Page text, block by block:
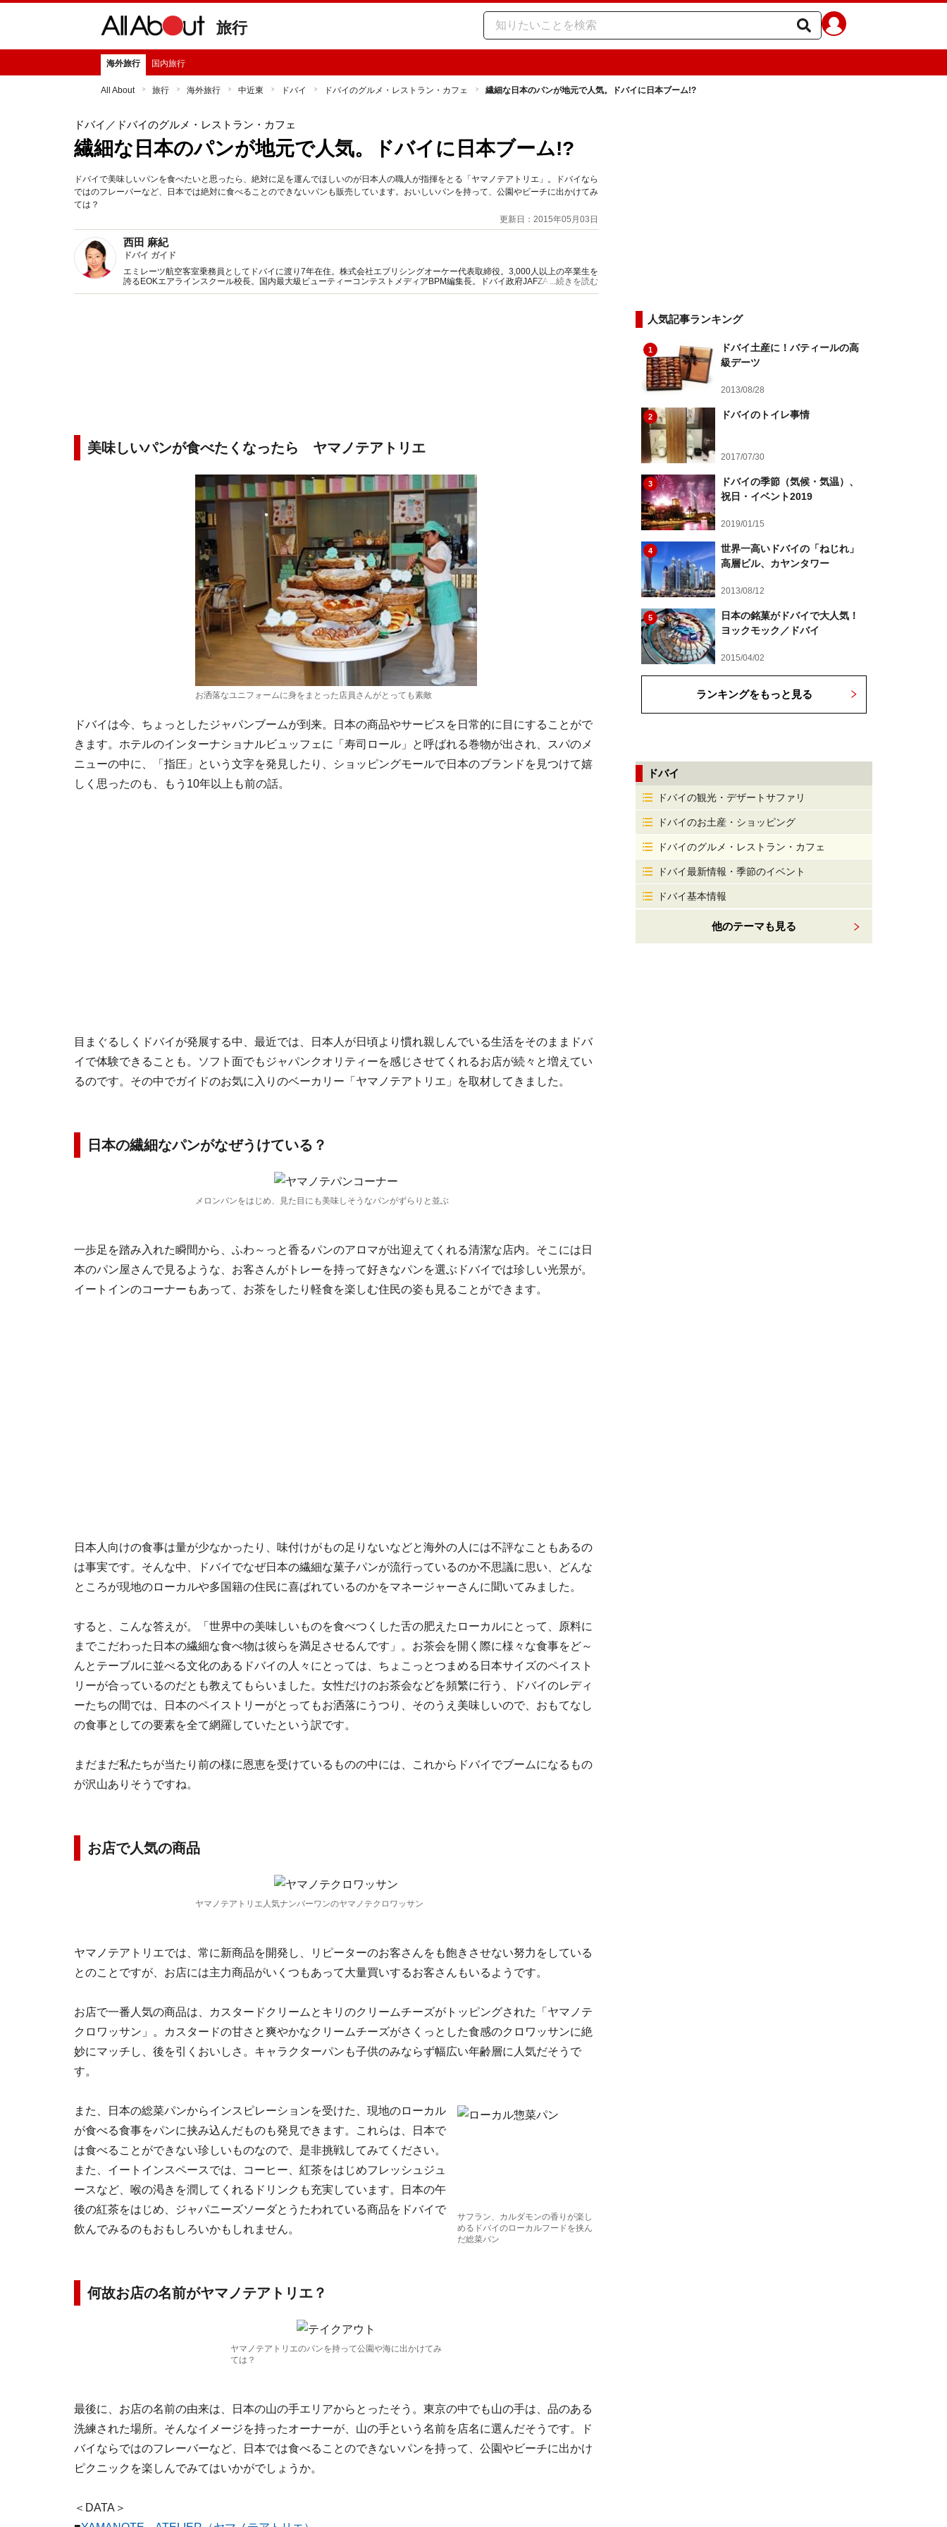
旅行
海外旅行 国内旅行
All About 旅行 海外旅行 中近東 ドバイ ドバイのグルメ・レストラン・カフェ 繊細な日本のパンが地元で人気。ドバイに日本ブーム!?
ドバイ ／ドバイのグルメ・レストラン・カフェ
繊細な日本のパンが地元で人気。ドバイに日本ブーム!?
ドバイで美味しいパンを食べたいと思ったら、絶対に足を運んでほしいのが日本人の職人が指揮をとる「ヤマノテアトリエ」。ドバイなら
ではのフレーバーなど、日本では絶対に食べることのできないパンも販売しています。おいしいパンを持って、公園やビーチに出かけてみ
ては？
更新日：2015年05月03日
西田 麻紀
ドバイ ガイド
エミレーツ航空客室乗務員としてドバイに渡り7年在住。株式会社エブリシングオーケー代表取締役。3,000人以上の卒業生を
誇るEOKエアラインスクール校長。国内最大級ビューティーコンテストメディアBPM編集長。ドバイ政府JAFZAエージェン
トを8年間務め上げ、現在はアブダビ首長政府KIZAD国内唯一エージェントとして活動中。
...続きを読む
美味しいパンが食べたくなったら ヤマノテアトリエ
お洒落なユニフォームに身をまとった店員さんがとっても素敵
ドバイは今、ちょっとしたジャパンブームが到来。日本の商品やサービスを日常的に目にすることがで
きます。ホテルのインターナショナルビュッフェに「寿司ロール」と呼ばれる巻物が出され、スパのメ
ニューの中に、「指圧」という文字を発見したり、ショッピングモールで日本のブランドを見つけて嬉
しく思ったのも、もう10年以上も前の話。
目まぐるしくドバイが発展する中、最近では、日本人が日頃より慣れ親しんでいる生活をそのままドバ
イで体験できることも。ソフト面でもジャパンクオリティーを感じさせてくれるお店が続々と増えてい
るのです。その中でガイドのお気に入りのベーカリー「ヤマノテアトリエ」を取材してきました。
日本の繊細なパンがなぜうけている？
メロンパンをはじめ、見た目にも美味しそうなパンがずらりと並ぶ
一歩足を踏み入れた瞬間から、ふわ～っと香るパンのアロマが出迎えてくれる清潔な店内。そこには日
本のパン屋さんで見るような、お客さんがトレーを持って好きなパンを選ぶドバイでは珍しい光景が。
イートインのコーナーもあって、お茶をしたり軽食を楽しむ住民の姿も見ることができます。
日本人向けの食事は量が少なかったり、味付けがもの足りないなどと海外の人には不評なこともあるの
は事実です。そんな中、ドバイでなぜ日本の繊細な菓子パンが流行っているのか不思議に思い、どんな
ところが現地のローカルや多国籍の住民に喜ばれているのかをマネージャーさんに聞いてみました。
すると、こんな答えが。「世界中の美味しいものを食べつくした舌の肥えたローカルにとって、原料に
までこだわった日本の繊細な食べ物は彼らを満足させるんです」。お茶会を開く際に様々な食事をど～
んとテーブルに並べる文化のあるドバイの人々にとっては、ちょこっとつまめる日本サイズのペイスト
リーが合っているのだとも教えてもらいました。女性だけのお茶会などを頻繁に行う、ドバイのレディ
ーたちの間では、日本のペイストリーがとってもお洒落にうつり、そのうえ美味しいので、おもてなし
の食事としての要素を全て網羅していたという訳です。
まだまだ私たちが当たり前の様に恩恵を受けているものの中には、これからドバイでブームになるもの
が沢山ありそうですね。
お店で人気の商品
ヤマノテアトリエ人気ナンバーワンのヤマノテクロワッサン
ヤマノテアトリエでは、常に新商品を開発し、リピーターのお客さんをも飽きさせない努力をしている
とのことですが、お店には主力商品がいくつもあって大量買いするお客さんもいるようです。
お店で一番人気の商品は、カスタードクリームとキリのクリームチーズがトッピングされた「ヤマノテ
クロワッサン」。カスタードの甘さと爽やかなクリームチーズがさくっとした食感のクロワッサンに絶
妙にマッチし、後を引くおいしさ。キャラクターパンも子供のみならず幅広い年齢層に人気だそうで
す。
サフラン、カルダモンの香りが楽し
めるドバイのローカルフードを挟ん
だ総菜パン
また、日本の総菜パンからインスピレーションを受けた、現地のローカル
が食べる食事をパンに挟み込んだものも発見できます。これらは、日本で
は食べることができない珍しいものなので、是非挑戦してみてください。
また、イートインスペースでは、コーヒー、紅茶をはじめフレッシュジュ
ースなど、喉の渇きを潤してくれるドリンクも充実しています。日本の午
後の紅茶をはじめ、ジャパニーズソーダとうたわれている商品をドバイで
飲んでみるのもおもしろいかもしれません。
何故お店の名前がヤマノテアトリエ？
ヤマノテアトリエのパンを持って公園や海に出かけてみ
ては？
最後に、お店の名前の由来は、日本の山の手エリアからとったそう。東京の中でも山の手は、品のある
洗練された場所。そんなイメージを持ったオーナーが、山の手という名前を店名に選んだそうです。ド
バイならではのフレーバーなど、日本では食べることのできないパンを持って、公園やビーチに出かけ
ピクニックを楽しんでみてはいかがでしょうか。
＜DATA＞
人気記事ランキング
1
ドバイ土産に！バティールの高
級デーツ
2013/08/28
2 ドバイのトイレ事情
2017/07/30
3
ドバイの季節（気候・気温）、
祝日・イベント2019
2019/01/15
4
世界一高いドバイの「ねじれ」
高層ビル、カヤンタワー
2013/08/12
5
日本の銘菓がドバイで大人気！
ヨックモック／ドバイ
2015/04/02
ランキングをもっと見る
ドバイ
ドバイの観光・デザートサファリ
ドバイのお土産・ショッピング
ドバイのグルメ・レストラン・カフェ
ドバイ最新情報・季節のイベント
ドバイ基本情報
他のテーマも見る